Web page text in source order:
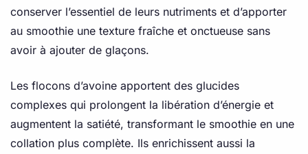
conserver l’essentiel de leurs nutriments et d’apporter
au smoothie une texture fraîche et onctueuse sans
avoir à ajouter de glaçons.
Les flocons d’avoine apportent des glucides
complexes qui prolongent la libération d’énergie et
augmentent la satiété, transformant le smoothie en une
collation plus complète. Ils enrichissent aussi la